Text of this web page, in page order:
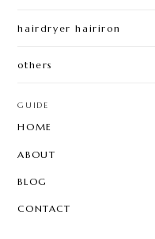
hairdryer hairiron
others
GUIDE
HOME
ABOUT
BLOG
CONTACT